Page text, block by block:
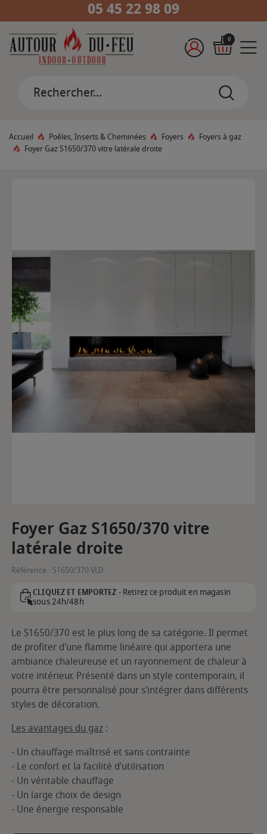
05 45 22 98 09
0
Accueil Poêles, Inserts & Cheminées Foyers
Foyers à gaz
Foyer Gaz S1650/370 vitre latérale droite
Foyer Gaz S1650/370 vitre
latérale droite
Référence : S1650/370 VLD
CLIQUEZ ET EMPORTEZ -Retirez ce produit en magasin
sous 24h/48h
Le S1650/370 est le plus long de sa catégorie. Il permet
de profiter d'une flamme linéaire qui apportera une
ambiance chaleureuse et un rayonnement de chaleur à
votre intérieur. Présenté dans un style contemporain, il
pourra être personnalisé pour s'intégrer dans différents
styles de décoration.
Les avantages du gaz :
- Un chauffage maîtrisé et sans contrainte
- Le confort et la facilité d'utilisation
- Un véritable chauffage
- Un large choix de design
- Une énergie responsable